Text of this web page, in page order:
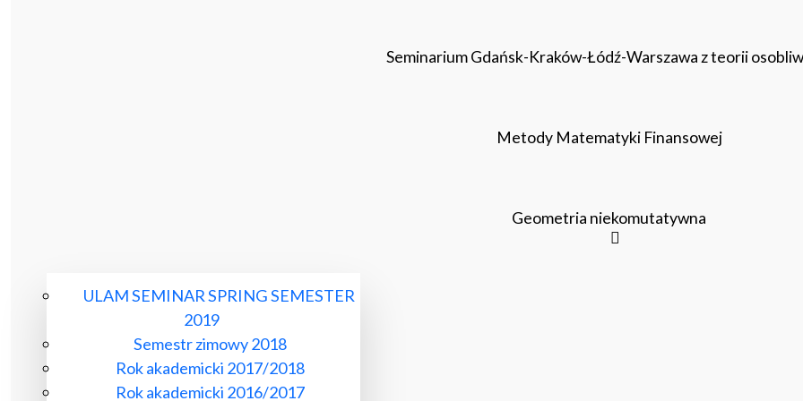
Seminarium Gdańsk-Kraków-Łódź-Warszawa z teorii
Metody Matematyki Finansowej
Geometria niekomutatywna
ULAM SEMINAR SPRING SEMESTER
2019
Semestr zimowy 2018
Rok akademicki 2017/2018
Rok akademicki 2016/2017